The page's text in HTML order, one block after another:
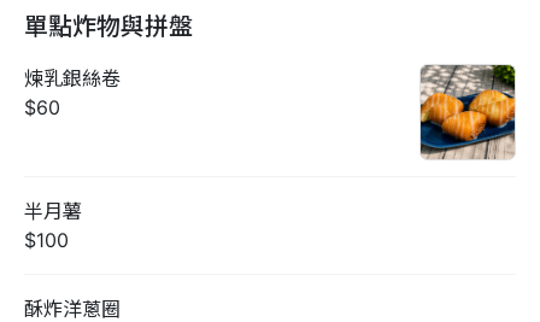
單點炸物與拼盤
煉乳銀絲卷
$60
半月薯
$100
酥炸洋蔥圈